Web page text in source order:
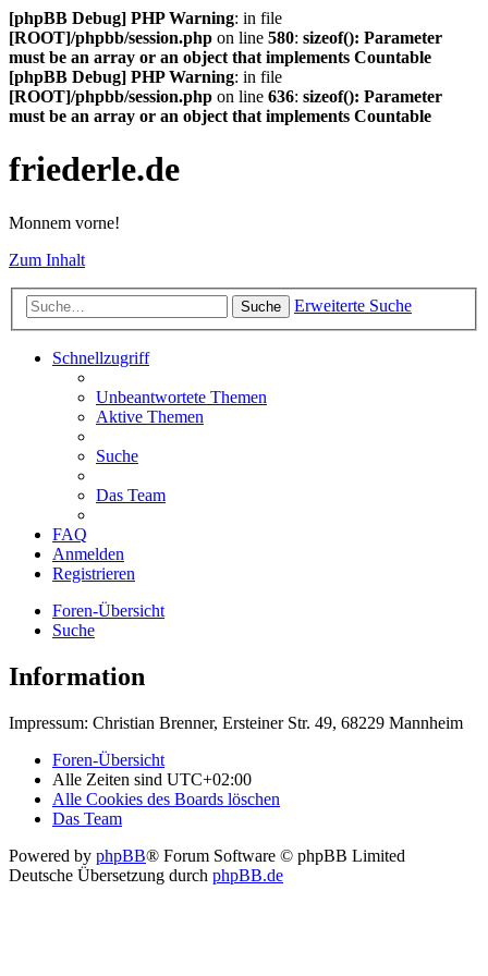
[phpBB Debug] PHP Warning: in file
[ROOT]/phpbb/session.php on line 580: sizeof(): Parameter
must be an array or an object that implements Countable
[phpBB Debug] PHP Warning: in file
[ROOT]/phpbb/session.php on line 636: sizeof(): Parameter
must be an array or an object that implements Countable
friederle.de
Monnem vorne!
Zum Inhalt
Suche Erweiterte Suche
Schnellzugriff
Unbeantwortete Themen
Aktive Themen
Suche
Das Team
FAQ
Anmelden
Registrieren
Foren-Übersicht
Suche
Information
Impressum: Christian Brenner, Ersteiner Str. 49, 68229 Mannheim
Foren-Übersicht
Alle Zeiten sind UTC+02:00
Alle Cookies des Boards löschen
Das Team
Powered by phpBB® Forum Software © phpBB Limited
Deutsche Übersetzung durch phpBB.de